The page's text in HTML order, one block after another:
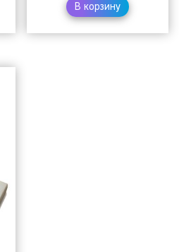
В корзину